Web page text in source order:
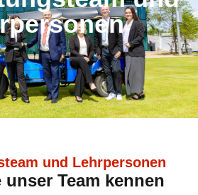
und Lehrpersonen
unser Team kennen